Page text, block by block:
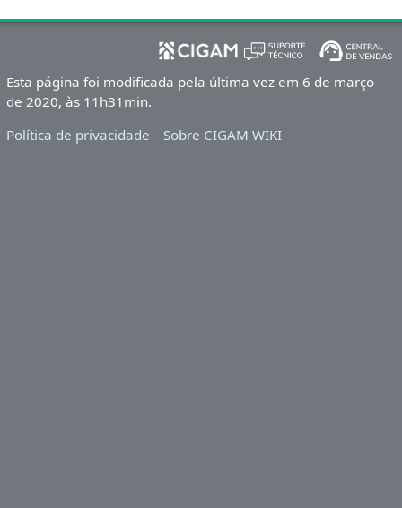
Esta página foi modificada pela última vez em 6 de março
de 2020, às 11h31min.
Política de privacidade
Sobre CIGAM WIKI